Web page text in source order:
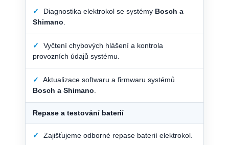
✓ Diagnostika elektrokol se systémy Bosch a
Shimano
✓
Vyčtení chybových hlášení a kontrola
provozních údajů systému.
✓
Aktualizace softwaru a firmwaru systémů
Bosch a Shimano
Repase a testování baterií
✓ Zajišťujeme odborné repase baterií elektrokol.